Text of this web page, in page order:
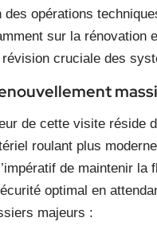
des opérations
sur la rénovation
cruciale des
de cette visite réside
roulant plus
de maintenir la
optimal en
majeurs :